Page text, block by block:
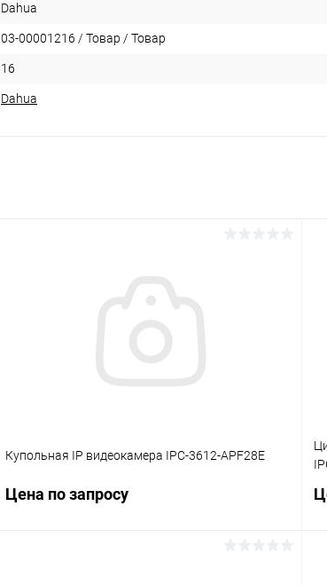
Dahua
03-00001216 / Товар / Товар
16
Dahua
Купольная IP видеокамера IPC-3612-APF28E
Цена по запросу